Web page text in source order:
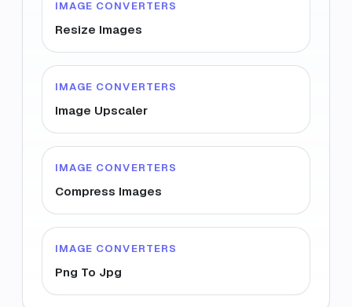
IMAGE CONVERTERS
Resize Images
IMAGE CONVERTERS
Image Upscaler
IMAGE CONVERTERS
Compress Images
IMAGE CONVERTERS
Png To Jpg